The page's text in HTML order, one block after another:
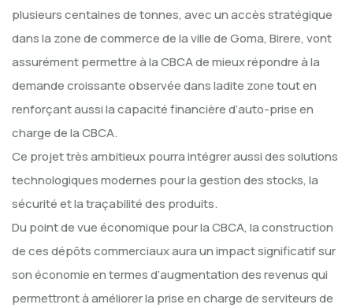
plusieurs centaines de tonnes, avec un accès stratégique
dans la zone de commerce de la ville de Goma, Birere, vont
assurément permettre à la CBCA de mieux répondre à la
demande croissante observée dans ladite zone tout en
renforçant aussi la capacité financière d’auto-prise en
charge de la CBCA.
Ce projet très ambitieux pourra intégrer aussi des solutions
technologiques modernes pour la gestion des stocks, la
sécurité et la traçabilité des produits.
Du point de vue économique pour la CBCA, la construction
de ces dépôts commerciaux aura un impact significatif sur
son économie en termes d’augmentation des revenus qui
permettront à améliorer la prise en charge de serviteurs de